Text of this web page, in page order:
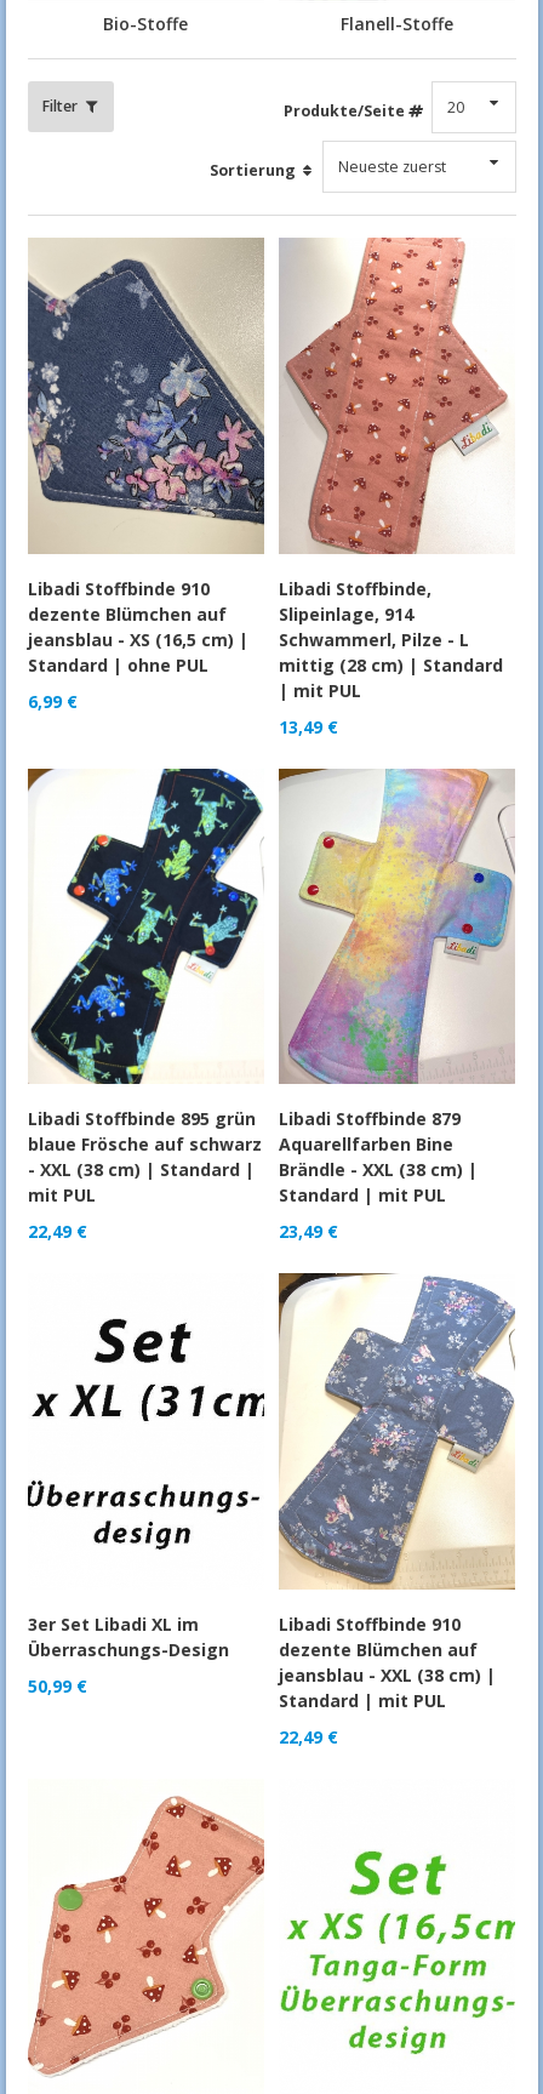
Bio-Stoffe Flanell-Stoffe
Filter Produkte/Seite
Sortierung
Libadi Stoffbinde 910
dezente Blümchen auf
jeansblau - XS (16,5 cm) |
Standard | ohne PUL
6,99 €
Libadi Stoffbinde,
Slipeinlage, 914
Schwammerl, Pilze - L
mittig (28 cm) | Standard
| mit PUL
13,49 €
Libadi Stoffbinde 895 grün
blaue Frösche auf schwarz
- XXL (38 cm) | Standard |
mit PUL
22,49 €
Libadi Stoffbinde 879
Aquarellfarben Bine
Brändle - XXL (38 cm) |
Standard | mit PUL
23,49 €
3er Set Libadi XL im
Überraschungs-Design
50,99 €
Libadi Stoffbinde 910
dezente Blümchen auf
jeansblau - XXL (38 cm) |
Standard | mit PUL
22,49 €